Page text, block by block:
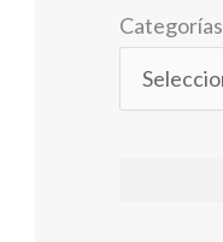
Categorías